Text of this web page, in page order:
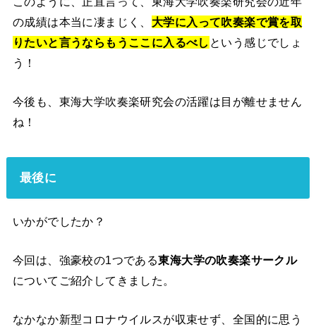
の成績は本当に凄まじく、 大学に入って吹奏楽で賞を取
りたいと言うならもうここに入るべし という感じでしょ
う！
今後も、東海大学吹奏楽研究会の活躍は目が離せません
ね！
最後に
いかがでしたか？
今回は、強豪校の1つである東海大学の吹奏楽サークル
についてご紹介してきました。
なかなか新型コロナウイルスが収束せず、全国的に思う